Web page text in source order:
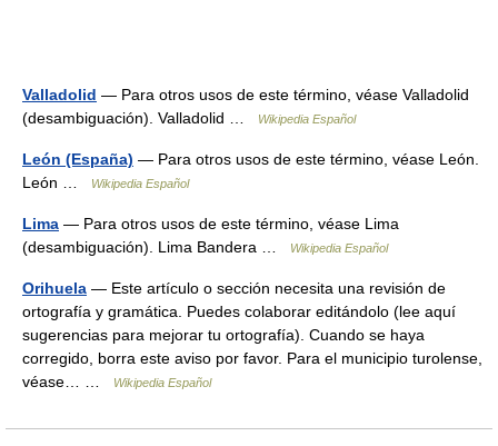
Valladolid — Para otros usos de este término, véase Valladolid
(desambiguación). Valladolid …
Wikipedia Español
León (España) — Para otros usos de este término, véase León.
León …
Wikipedia Español
Lima — Para otros usos de este término, véase Lima
(desambiguación). Lima Bandera …
Wikipedia Español
Orihuela — Este artículo o sección necesita una revisión de
ortografía y gramática. Puedes colaborar editándolo (lee aquí
sugerencias para mejorar tu ortografía). Cuando se haya
corregido, borra este aviso por favor. Para el municipio turolense,
véase… …
Wikipedia Español